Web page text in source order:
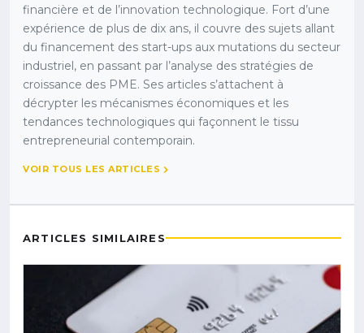
financière et de l’innovation technologique. Fort d’une
expérience de plus de dix ans, il couvre des sujets allant
du financement des start-ups aux mutations du secteur
industriel, en passant par l’analyse des stratégies de
croissance des PME. Ses articles s’attachent à
décrypter les mécanismes économiques et les
tendances technologiques qui façonnent le tissu
entrepreneurial contemporain.
VOIR TOUS LES ARTICLES
ARTICLES SIMILAIRES